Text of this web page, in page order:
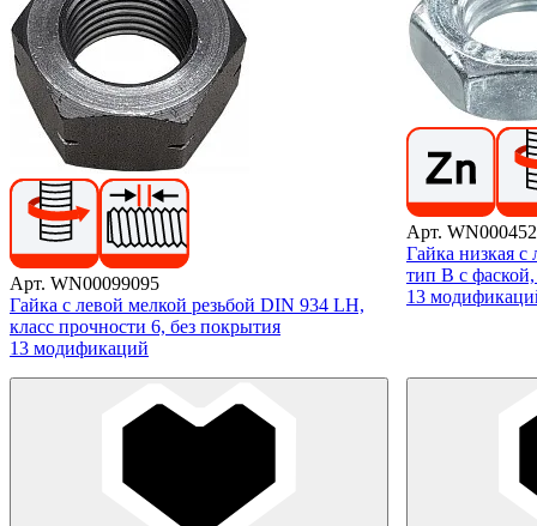
Арт. WN00099095
Гайка с левой мелкой резьбой DIN 934 LH,
класс прочности 6, без покрытия
13 модификаций
Арт.
Гайка низкая
тип B с
13